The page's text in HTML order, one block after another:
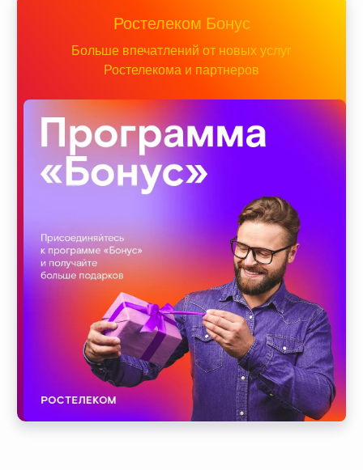
Ростелеком Бонус
Больше впечатлений от новых услуг
Ростелекома и партнеров